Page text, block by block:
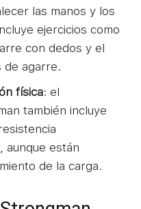
las manos y los
ejercicios como
con dedos y el
de agarre.
física: el
también incluye
aunque están
de la carga.